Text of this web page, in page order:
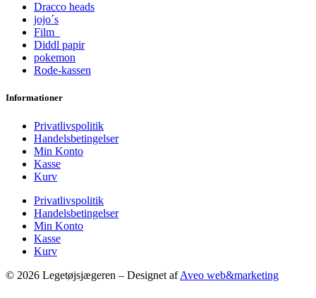
Dracco heads
jojo´s
Film
Diddl papir
pokemon
Rode-kassen
Informationer
Privatlivspolitik
Handelsbetingelser
Min Konto
Kasse
Kurv
Privatlivspolitik
Handelsbetingelser
Min Konto
Kasse
Kurv
© 2026 Legetøjsjægeren – Designet afAveo web&marketing